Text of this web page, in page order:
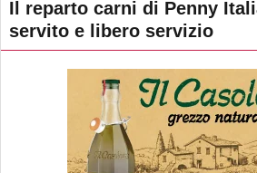
Il reparto carni di Penny
servito e libero servizio